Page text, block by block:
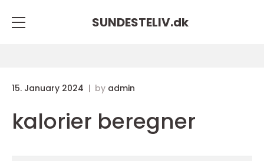
SUNDESTELIV.dk
15. January 2024 by admin
kalorier beregner